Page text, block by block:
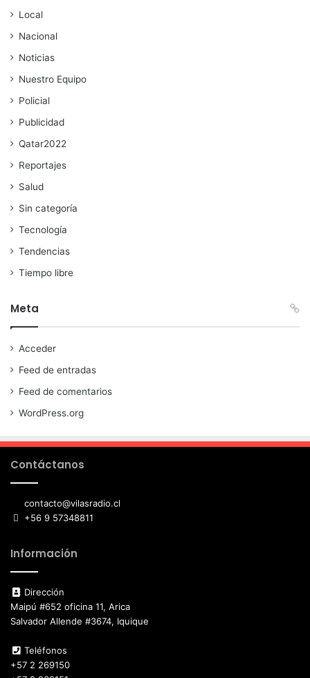
Local
Nacional
Noticias
Nuestro Equipo
Policial
Publicidad
Qatar2022
Reportajes
Salud
Sin categoría
Tecnología
Tendencias
Tiempo libre
Meta
Acceder
Feed de entradas
Feed de comentarios
WordPress.org
Contáctanos
contacto@vilasradio.cl
+56 9 57348811
Información
Dirección
Maipú #652 oficina 11, Arica
Salvador Allende #3674, Iquique
Teléfonos
+57 2 269150